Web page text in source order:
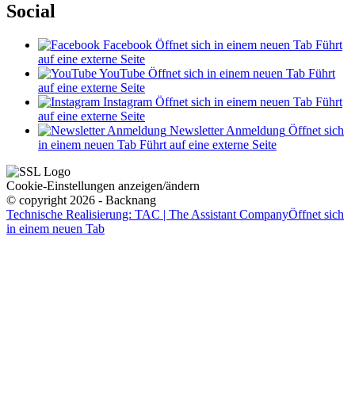
Social
Facebook Öffnet sich in einem neuen Tab Führt
auf eine externe Seite
YouTube Öffnet sich in einem neuen Tab Führt
auf eine externe Seite
Instagram Öffnet sich in einem neuen Tab Führt
auf eine externe Seite
Newsletter Anmeldung Öffnet sich
in einem neuen Tab Führt auf eine externe Seite
Cookie-Einstellungen anzeigen/ändern
© copyright 2026 - Backnang
Technische Realisierung: TAC | The Assistant CompanyÖffnet sich
in einem neuen Tab